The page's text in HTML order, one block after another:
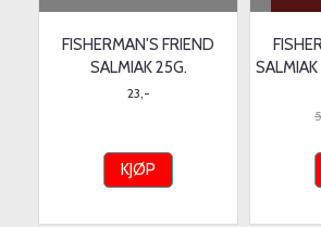
FISHERMAN'S FRIEND
SALMIAK 25G.
23,-
KJØP